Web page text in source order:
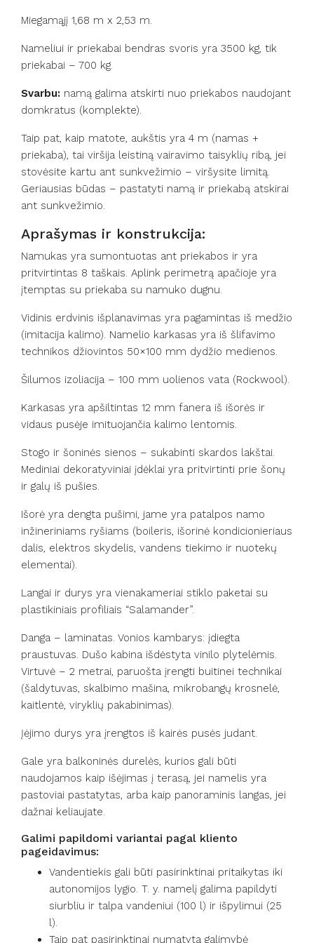
Miegamąjį 1,68 m x 2,53 m.
Nameliui ir priekabai bendras svoris yra 3500 kg, tik
priekabai – 700 kg.
Svarbu: namą galima atskirti nuo priekabos naudojant
domkratus (komplekte).
Taip pat, kaip matote, aukštis yra 4 m (namas +
priekaba), tai viršija leistiną vairavimo taisyklių ribą, jei
stovėsite kartu ant sunkvežimio – viršysite limitą.
Geriausias būdas – pastatyti namą ir priekabą atskirai
ant sunkvežimio.
Aprašymas ir konstrukcija:
Namukas yra sumontuotas ant priekabos ir yra
pritvirtintas 8 taškais. Aplink perimetrą apačioje yra
įtemptas su priekaba su namuko dugnu.
Vidinis erdvinis išplanavimas yra pagamintas iš medžio
(imitacija kalimo). Namelio karkasas yra iš šlifavimo
technikos džiovintos 50×100 mm dydžio medienos.
Šilumos izoliacija – 100 mm uolienos vata (Rockwool).
Karkasas yra apšiltintas 12 mm fanera iš išorės ir
vidaus pusėje imituojančia kalimo lentomis.
Stogo ir šoninės sienos – sukabinti skardos lakštai.
Mediniai dekoratyviniai įdėklai yra pritvirtinti prie šonų
ir galų iš pušies.
Išorė yra dengta pušimi, jame yra patalpos namo
inžineriniams ryšiams (boileris, išorinė kondicionieriaus
dalis, elektros skydelis, vandens tiekimo ir nuotekų
elementai).
Langai ir durys yra vienakameriai stiklo paketai su
plastikiniais profiliais “Salamander”.
Danga – laminatas. Vonios kambarys: įdiegta
praustuvas. Dušo kabina išdėstyta vinilo plytelėmis.
Virtuvė – 2 metrai, paruošta įrengti buitinei technikai
(šaldytuvas, skalbimo mašina, mikrobangų krosnelė,
kaitlentė, viryklių pakabinimas).
Įėjimo durys yra įrengtos iš kairės pusės judant.
Gale yra balkoninės durelės, kurios gali būti
naudojamos kaip išėjimas į terasą, jei namelis yra
pastoviai pastatytas, arba kaip panoraminis langas, jei
dažnai keliaujate.
Galimi papildomi variantai pagal kliento
pageidavimus:
Vandentiekis gali būti pasirinktinai pritaikytas iki
autonomijos lygio. T. y. namelį galima papildyti
siurbliu ir talpa vandeniui (100 l) ir išpylimui (25
l).
Taip pat pasirinktinai numatyta galimybė